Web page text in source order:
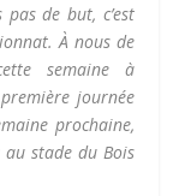
de but, c’est
À nous de
semaine à
journée
prochaine,
au stade du Bois